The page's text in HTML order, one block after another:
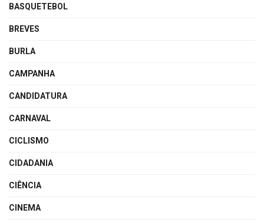
BASQUETEBOL
BREVES
BURLA
CAMPANHA
CANDIDATURA
CARNAVAL
CICLISMO
CIDADANIA
CIÊNCIA
CINEMA